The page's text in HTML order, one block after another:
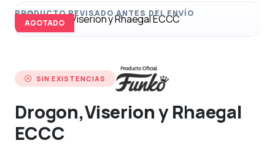
AGOTADO
SIN EXISTENCIAS
Drogon,Viserion y Rhaegal
ECCC